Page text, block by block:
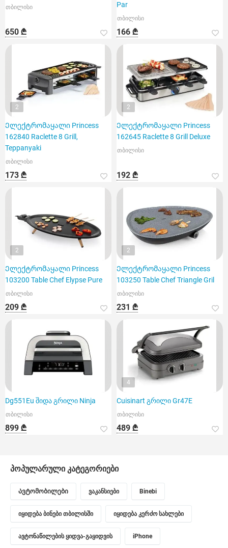
თბილისი
650 ₾
Par
თბილისი
166 ₾
2
Ელექტრომაყალი Princess
162840 Raclette 8 Grill,
Teppanyaki
თბილისი
173 ₾
2
Ელექტრომაყალი Princess
162645 Raclette 8 Grill Deluxe
თბილისი
192 ₾
2
Ელექტრომაყალი Princess
103200 Table Chef Elypse Pure
თბილისი
209 ₾
2
Ელექტრომაყალი Princess
103250 Table Chef Triangle Gril
თბილისი
231 ₾
Dg551Eu შიდა გრილი Ninja
თბილისი
899 ₾
4
Cuisinart გრილი Gr47E
თბილისი
489 ₾
პოპულარული კატეგორიები
Ავტომობილები ვაკანსიები Binebi
იყიდება ბინები თბილისში იყიდება კერძო სახლები
ავტონაწილების ყიდვა-გაყიდვის iPhone